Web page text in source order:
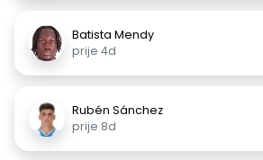
Batista Mendy
prije 4d
Rubén Sánchez
prije 8d